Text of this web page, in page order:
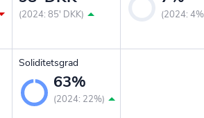
(2024: 85' DKK) (2024:
Soliditetsgrad
63%
(2024: 22%)